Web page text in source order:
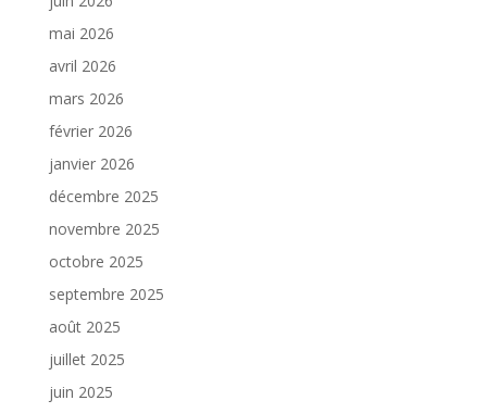
mai 2026
avril 2026
mars 2026
février 2026
janvier 2026
décembre 2025
novembre 2025
octobre 2025
septembre 2025
août 2025
juillet 2025
juin 2025